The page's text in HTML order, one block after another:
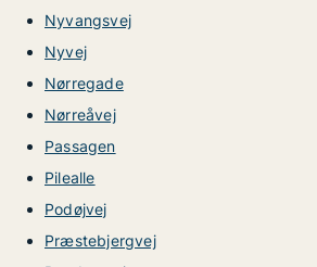
Nyvangsvej
Nyvej
Nørregade
Nørreåvej
Passagen
Pilealle
Podøjvej
Præstebjergvej